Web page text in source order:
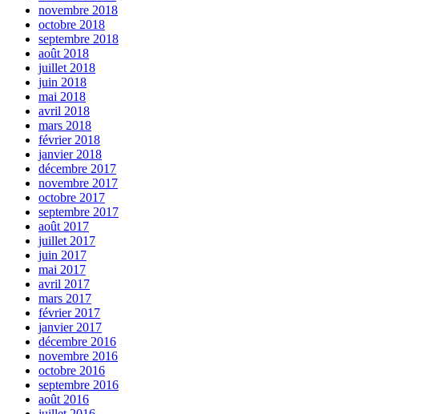
novembre 2018
octobre 2018
septembre 2018
août 2018
juillet 2018
juin 2018
mai 2018
avril 2018
mars 2018
février 2018
janvier 2018
décembre 2017
novembre 2017
octobre 2017
septembre 2017
août 2017
juillet 2017
juin 2017
mai 2017
avril 2017
mars 2017
février 2017
janvier 2017
décembre 2016
novembre 2016
octobre 2016
septembre 2016
août 2016